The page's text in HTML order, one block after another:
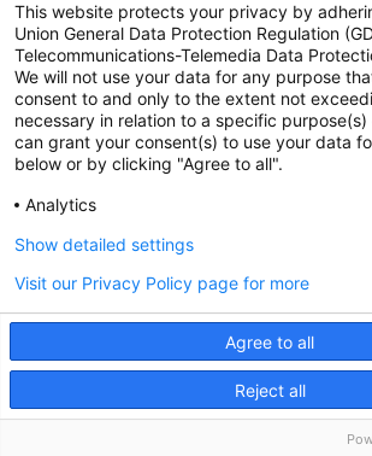
Zertifiziert für das QM-System
ISO 9001: 2015, Reg.-Nr. 44
durch TÜV NORD CERT
Zertifiziert für Sicherheits- und
Zertifiziert als qualifiziertes
öffentliche Aufträge durch
im Auftrag der IHK und
kammern in Bayern
This website protects your privacy by
Union General Data Protection Regulation
Telecommunications-Telemedia Data
We will not use your data for any purpose
consent to and only to the extent not
necessary in relation to a specific purpose(s)
can grant your consent(s) to use your data
below or by clicking "Agree to all".
Analytics
Agree to all
Reject all
Show detailed settings
Visit our Privacy Policy page for more